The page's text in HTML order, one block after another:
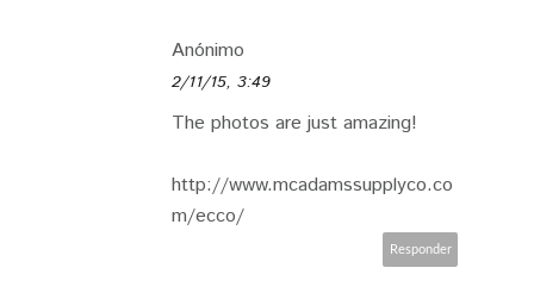
Anónimo
2/11/15, 3:49
The photos are just amazing!
http://www.mcadamssupplyco.co
m/ecco/
Responder